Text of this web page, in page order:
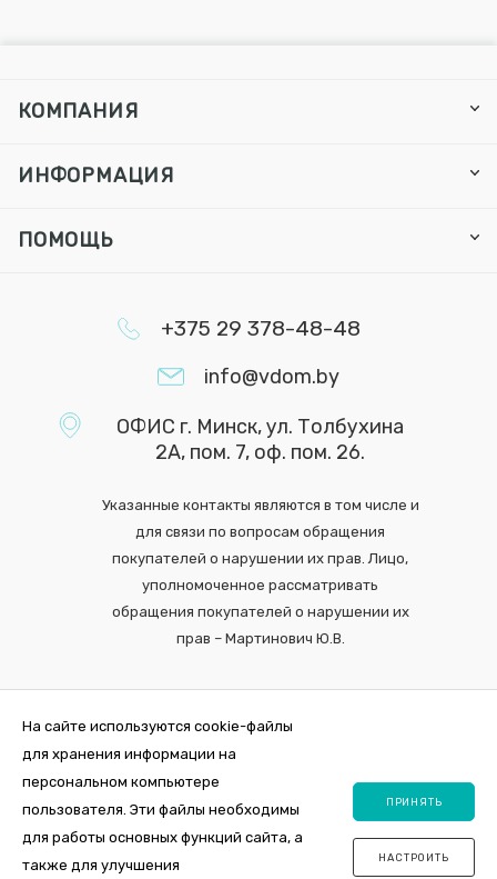
КОМПАНИЯ
ИНФОРМАЦИЯ
ПОМОЩЬ
+375 29 378-48-48
info@vdom.by
ОФИС г. Минск, ул. Толбухина
2А, пом. 7, оф. пом. 26.
Указанные контакты являются в том числе и
для связи по вопросам обращения
покупателей о нарушении их прав. Лицо,
уполномоченное рассматривать
обращения покупателей о нарушении их
прав – Мартинович Ю.В.
2026 © Интернет-магазин VDOM.by Регистрация в торговом реестре
На сайте используются cookie-файлы
для хранения информации на
персональном компьютере
пользователя. Эти файлы необходимы
для работы основных функций сайта, а
также для улучшения
ПРИНЯТЬ
НАСТРОИТЬ